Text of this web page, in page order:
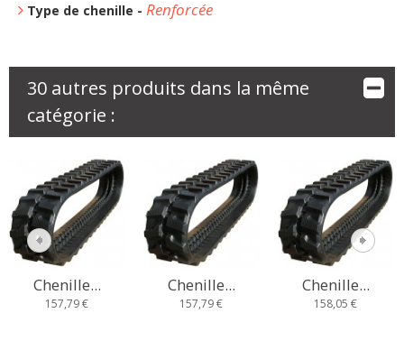
Type de chenille - Renforcée
30 autres produits dans la même
catégorie :
Chenille...
157,79 €
Chenille...
157,79 €
Chenille...
158,05 €